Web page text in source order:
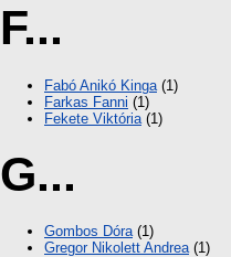
F...
Fabó Anikó Kinga (1)
Farkas Fanni (1)
Fekete Viktória (1)
G...
Gombos Dóra (1)
Gregor Nikolett Andrea (1)